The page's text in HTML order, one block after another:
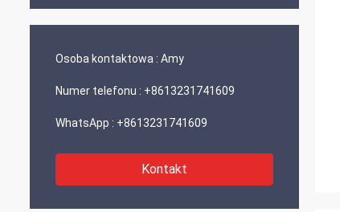
Osoba kontaktowa : Amy
Numer telefonu : +8613231741609
WhatsApp : +8613231741609
Kontakt